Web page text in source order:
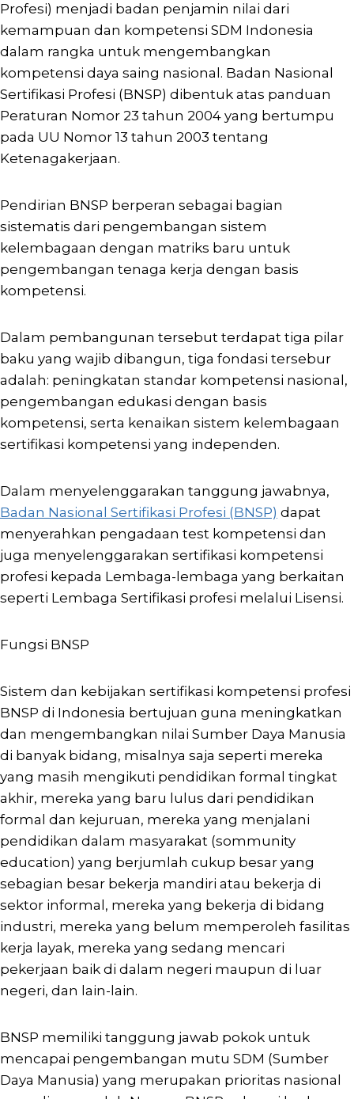
Profesi) menjadi badan penjamin nilai dari
kemampuan dan kompetensi SDM Indonesia
dalam rangka untuk mengembangkan
kompetensi daya saing nasional. Badan Nasional
Sertifikasi Profesi (BNSP) dibentuk atas panduan
Peraturan Nomor 23 tahun 2004 yang bertumpu
pada UU Nomor 13 tahun 2003 tentang
Ketenagakerjaan.
Pendirian BNSP berperan sebagai bagian
sistematis dari pengembangan sistem
kelembagaan dengan matriks baru untuk
pengembangan tenaga kerja dengan basis
kompetensi.
Dalam pembangunan tersebut terdapat tiga pilar
baku yang wajib dibangun, tiga fondasi tersebur
adalah: peningkatan standar kompetensi nasional,
pengembangan edukasi dengan basis
kompetensi, serta kenaikan sistem kelembagaan
sertifikasi kompetensi yang independen.
Dalam menyelenggarakan tanggung jawabnya,
Badan Nasional Sertifikasi Profesi (BNSP) dapat
menyerahkan pengadaan test kompetensi dan
juga menyelenggarakan sertifikasi kompetensi
profesi kepada Lembaga-lembaga yang berkaitan
seperti Lembaga Sertifikasi profesi melalui Lisensi.
Fungsi BNSP
Sistem dan kebijakan sertifikasi kompetensi profesi
BNSP di Indonesia bertujuan guna meningkatkan
dan mengembangkan nilai Sumber Daya Manusia
di banyak bidang, misalnya saja seperti mereka
yang masih mengikuti pendidikan formal tingkat
akhir, mereka yang baru lulus dari pendidikan
formal dan kejuruan, mereka yang menjalani
pendidikan dalam masyarakat (sommunity
education) yang berjumlah cukup besar yang
sebagian besar bekerja mandiri atau bekerja di
sektor informal, mereka yang bekerja di bidang
industri, mereka yang belum memperoleh fasilitas
kerja layak, mereka yang sedang mencari
pekerjaan baik di dalam negeri maupun di luar
negeri, dan lain-lain.
BNSP memiliki tanggung jawab pokok untuk
mencapai pengembangan mutu SDM (Sumber
Daya Manusia) yang merupakan prioritas nasional